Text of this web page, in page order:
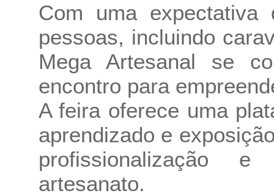
Com uma
pessoas, incluindo
Mega Artesanal se
encontro para
A feira oferece uma
aprendizado e
profissionalização
artesanato.